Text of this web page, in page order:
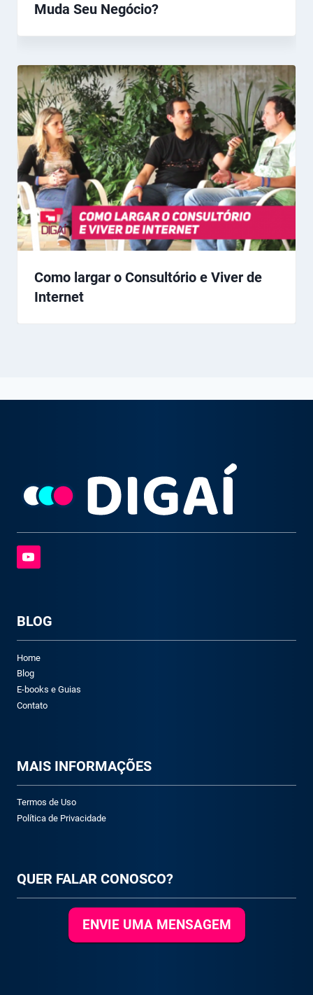
Muda Seu Negócio?
Como largar o Consultório e Viver de
Internet
BLOG
Home
Blog
E-books e Guias
Contato
MAIS INFORMAÇÕES
Termos de Uso
Política de Privacidade
QUER FALAR CONOSCO?
ENVIE UMA MENSAGEM